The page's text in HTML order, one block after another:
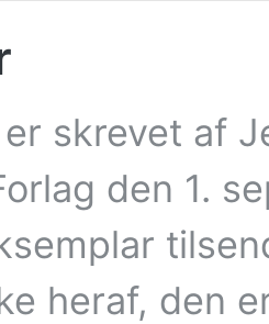
er skrevet af
den 1.
heraf, den